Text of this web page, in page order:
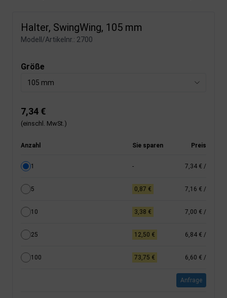
Halter, SwingWing, 105 mm
Modell/Artikelnr.: 2700
Größe
105 mm
7,34 €
(einschl. MwSt.)
Anzahl Sie sparen Preis
1 - 7,34 € /
5 0,87 € 7,16 € /
10 3,38 € 7,00 € /
25 12,50 € 6,84 € /
100 73,75 € 6,60 € /
Anfrage